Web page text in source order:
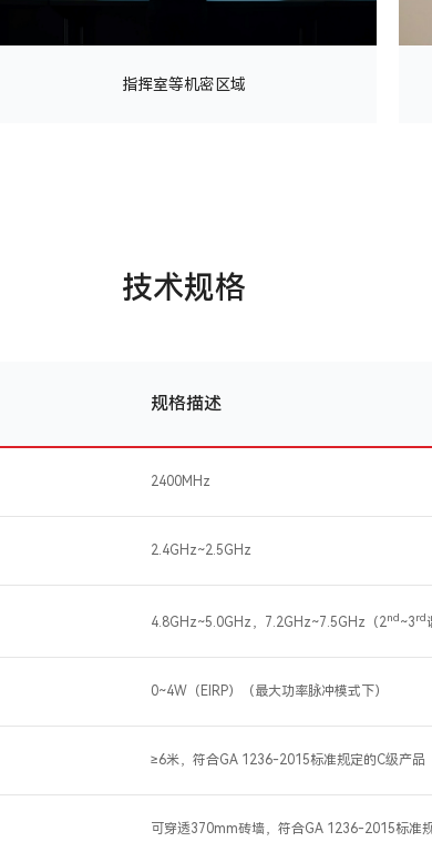
指挥室等机密区域
技术规格
规格描述
2400MHz
2.4GHz~2.5GHz
4.8GHz~5.0GHz，7.2GHz~7.5GHz（2nd~3rd
0~4W（EIRP）（最大功率脉冲模式下）
≥6米，符合GA 1236-2015标准规定的C级产品
可穿透370mm砖墙，符合GA 1236-2015标准